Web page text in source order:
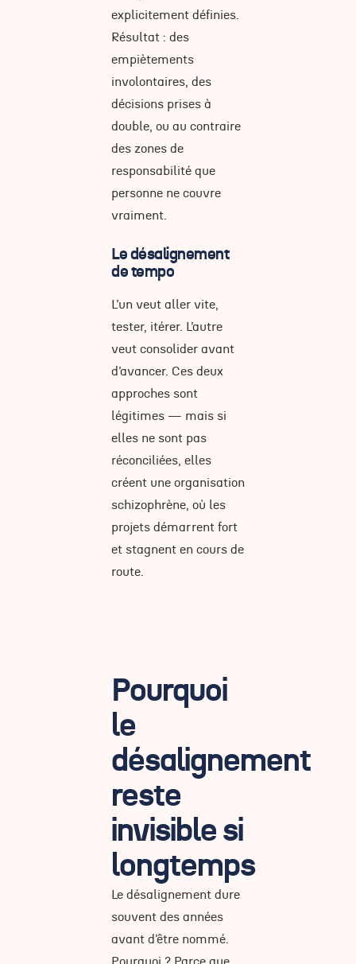
explicitement définies.
Résultat : des
empiètements
involontaires, des
décisions prises à
double, ou au contraire
des zones de
responsabilité que
personne ne couvre
vraiment.
Le désalignement
de tempo
L’un veut aller vite,
tester, itérer. L’autre
veut consolider avant
d’avancer. Ces deux
approches sont
légitimes — mais si
elles ne sont pas
réconciliées, elles
créent une organisation
schizophrène, où les
projets démarrent fort
et stagnent en cours de
route.
Pourquoi
le
désalignement
reste
invisible si
longtemps
Le désalignement dure
souvent des années
avant d’être nommé.